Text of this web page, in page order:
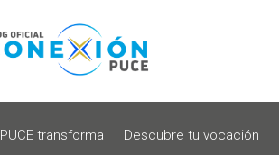
PUCE transforma Descubre tu vocación